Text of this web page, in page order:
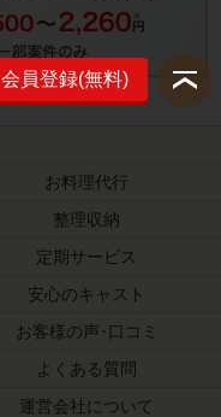
会員登録(無料)
お料理代行
整理収納
定期サービス
安心のキャスト
お客様の声･口コミ
よくある質問
運営会社について